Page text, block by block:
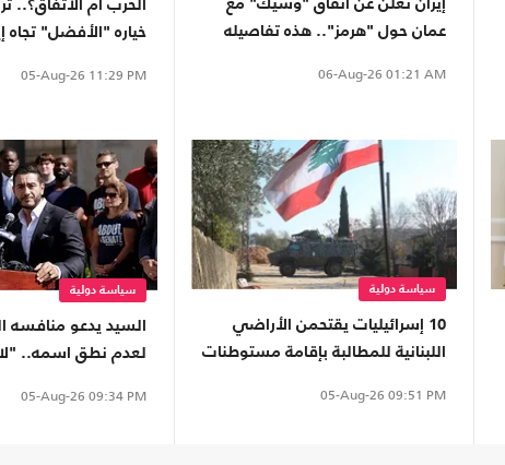
إيران تعلن عن اتفاق "وشيك" مع
عمان حول "هرمز".. هذه تفاصيله
06-Aug-26 01:21 AM
الحرب أم الاتفاق؟..
خياره "الأفضل" تجاه
05-Aug-26 11:29 PM
سياسة دولية
10 إسرائيليات يقتحمن الأراضي
اللبنانية للمطالبة بإقامة مستوطنات
05-Aug-26 09:51 PM
سياسة دولية
السيد يدعو منافسه
لعدم نطق اسمه..
05-Aug-26 09:34 PM